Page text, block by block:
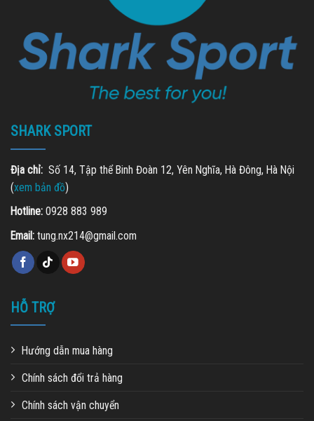
SHARK SPORT
Địa chỉ: Số 14, Tập thể Binh Đoàn 12, Yên Nghĩa, Hà Đông, Hà Nội
(xem bản đồ)
Hotline: 0928 883 989
Email: tung.nx214@gmail.com
HỖ TRỢ
Hướng dẫn mua hàng
Chính sách đổi trả hàng
Chính sách vận chuyển